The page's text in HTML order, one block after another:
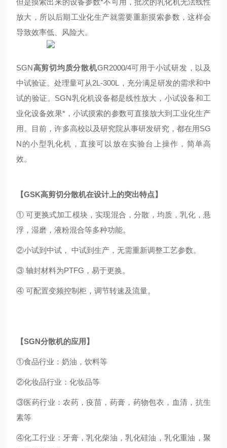
但是摸索出来的设备参数*不可用，批次的乳化机无法线性
放大，所以后期工业化生产就需要重新摸索参数，这样会
导致效率低、风险大。
SGN高剪切均质分散机GR2000/4可用于小试研发，以及
中试验证。处理量可从2L-300L，充分满足研发的需求和中
试的验证。 SGN乳化机设备都是线性放大，小试设备和工
业化设备效果*，小试摸索的参数可直接放大到工业化生产
用。目前，许多高校以及研究院从事研发研究，都在用SG
N的小型乳化机，直接可以放在实验台上操作，简单高
效。
【GSK高剪切分散机在设计上的突出特点】
① 可更换式加工模块，实现混合，分散，均质，乳化，悬
浮，湿磨，液粉混合等多种功能。
②小试到中试， 中试到生产，无需重新调整工艺参数。
③ 轴封材料为PTFG ，易于更换。
④ 可配置变频控制柜，调节转速及流量。
【SGN分散机的应用】
①食品行业：奶油，饮料等
②化妆品行业：化妆品等
③医药行业：农药，疫苗，药膏，药物包衣，血清，抗生
素等
④化工行业：牙膏，乳化柴油，乳化硅油，乳化重油，聚